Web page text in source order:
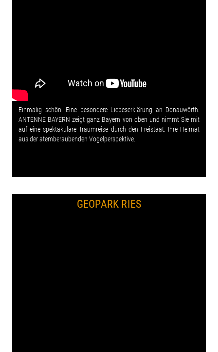
Einmalig schön: Eine besondere Liebeserklärung an Donauwörth.
ANTENNE BAYERN zeigt ganz Bayern von oben und nimmt Sie mit
auf eine spektakuläre Traumreise durch den Freistaat. Ihre Heimat
aus der atemberaubenden Vogelperspektive.
GEOPARK RIES